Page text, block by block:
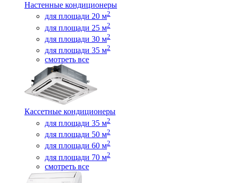
Настенные кондиционеры
для площади 20 м2
для площади 25 м2
для площади 30 м2
для площади 35 м2
смотреть все
Кассетные кондиционеры
для площади 35 м2
для площади 50 м2
для площади 60 м2
для площади 70 м2
смотреть все